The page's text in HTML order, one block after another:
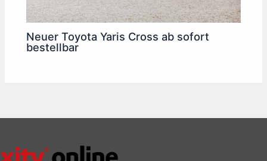
Neuer Toyota Yaris Cross ab sofort
bestellbar